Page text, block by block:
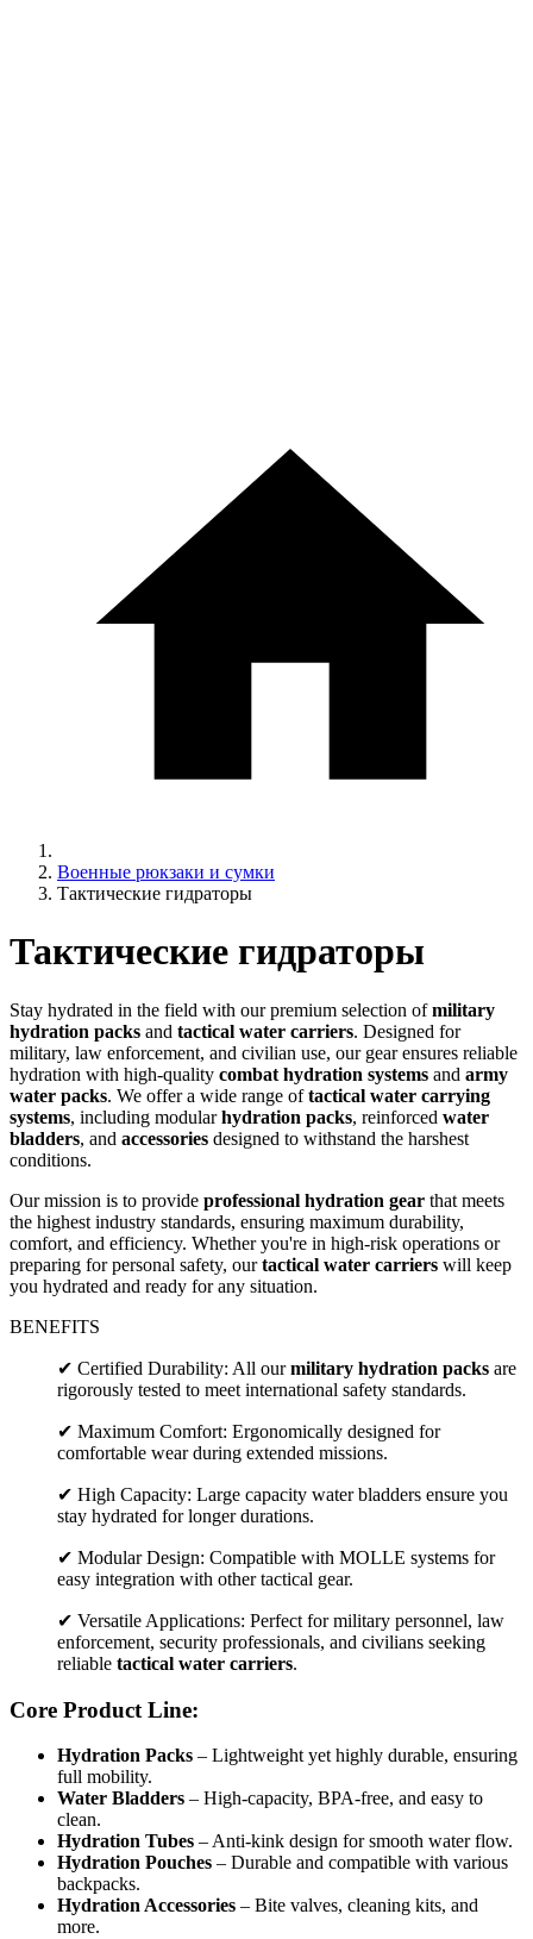
Военные рюкзаки и сумки
Тактические гидраторы
Тактические гидраторы
Stay hydrated in the field with our premium selection ofmilitary
hydration packs and tactical water carriers. Designed for
military, law enforcement, and civilian use, our gear ensures reliable
hydration with high-quality combat hydration systems and army
water packs. We offer a wide range oftactical water carrying
systems, including modularhydration packs, reinforced water
bladders, and accessories designed to withstand the harshest
conditions.
Our mission is to provide professional hydration gear that meets
the highest industry standards, ensuring maximum durability,
comfort, and efficiency. Whether you're in high-risk operations or
preparing for personal safety, ourtactical water carriers will keep
you hydrated and ready for any situation.
BENEFITS
✔ Certified Durability: All ourmilitary hydration packs are
rigorously tested to meet international safety standards.
✔ Maximum Comfort: Ergonomically designed for
comfortable wear during extended missions.
✔ High Capacity: Large capacity water bladders ensure you
stay hydrated for longer durations.
✔ Modular Design: Compatible with MOLLE systems for
easy integration with other tactical gear.
✔ Versatile Applications: Perfect for military personnel, law
enforcement, security professionals, and civilians seeking
reliable tactical water carriers.
Core Product Line:
Hydration Packs – Lightweight yet highly durable, ensuring
full mobility.
Water Bladders – High-capacity, BPA-free, and easy to
clean.
Hydration Tubes – Anti-kink design for smooth water flow.
Hydration Pouches – Durable and compatible with various
backpacks.
Hydration Accessories – Bite valves, cleaning kits, and
more.